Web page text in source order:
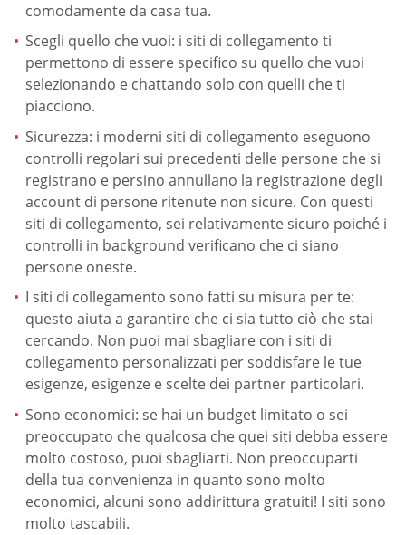
comodamente da casa tua.
Scegli quello che vuoi: i siti di collegamento ti
permettono di essere specifico su quello che vuoi
selezionando e chattando solo con quelli che ti
piacciono.
Sicurezza: i moderni siti di collegamento eseguono
controlli regolari sui precedenti delle persone che si
registrano e persino annullano la registrazione degli
account di persone ritenute non sicure. Con questi
siti di collegamento, sei relativamente sicuro poiché i
controlli in background verificano che ci siano
persone oneste.
I siti di collegamento sono fatti su misura per te:
questo aiuta a garantire che ci sia tutto ciò che stai
cercando. Non puoi mai sbagliare con i siti di
collegamento personalizzati per soddisfare le tue
esigenze, esigenze e scelte dei partner particolari.
Sono economici: se hai un budget limitato o sei
preoccupato che qualcosa che quei siti debba essere
molto costoso, puoi sbagliarti. Non preoccuparti
della tua convenienza in quanto sono molto
economici, alcuni sono addirittura gratuiti! I siti sono
molto tascabili.